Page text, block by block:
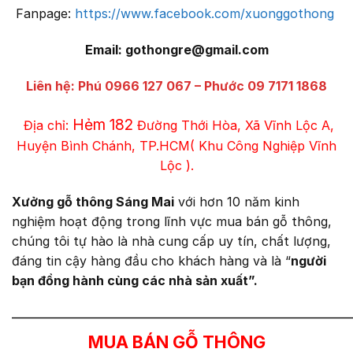
Fanpage: https://www.facebook.com/xuonggothong
Email: gothongre@gmail.com
Liên hệ: Phú 0966 127 067 – Phước 09 7171 1868
Địa chỉ: Hẻm 182 Đường Thới Hòa, Xã Vĩnh Lộc A,
Huyện Bình Chánh, TP.HCM( Khu Công Nghiệp Vĩnh
Lộc ).
Xưởng gỗ thông Sáng Mai với hơn 10 năm kinh
nghiệm hoạt động trong lĩnh vực mua bán gỗ thông,
chúng tôi tự hào là nhà cung cấp uy tín, chất lượng,
đáng tin cậy hàng đầu cho khách hàng và là “người
bạn đồng hành cùng các nhà sản xuất”.
MUA BÁN GỖ THÔNG